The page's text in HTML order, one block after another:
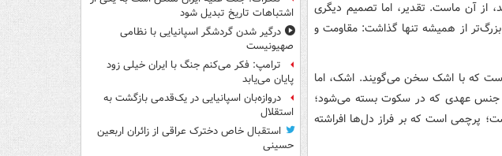
از آن ماست. تقدیر، اما تصمیم دیگری
بزرگ‌تر از همیشه تنها گذاشت: مقاومت و
است که با اشک سخن می‌گویند. اشک، اما
جنس عهدی که در سکوت بسته می‌شود؛
پرچمی است که بر فراز دل‌ها افراشته
اشتباهات تاریخ تبدیل شود
درگیر شدن گردشگر اسپانیایی با نظامی
صهیونیست
ترامپ: فکر می‌کنم جنگ با ایران خیلی زود
پایان می‌یابد
دروازه‌بان اسپانیایی در یک‌قدمی بازگشت به
استقلال
استقبال خاص دخترک عراقی از زائران اربعین
حسینی